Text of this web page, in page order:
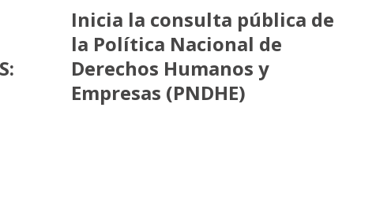
Inicia la consulta pública de
la Política Nacional de
Derechos Humanos y
Empresas (PNDHE)